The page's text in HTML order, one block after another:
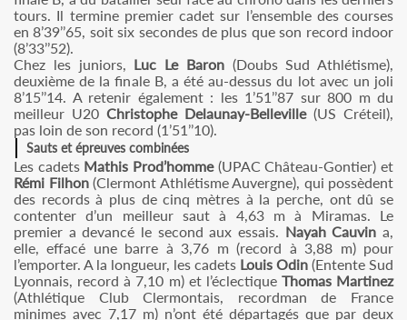
tours. Il termine premier cadet sur l’ensemble des courses
en 8’39’’65, soit six secondes de plus que son record indoor
(8’33’’52).
Chez les juniors, Luc Le Baron(Doubs Sud Athlétisme),
deuxième de la finale B, a été au-dessus du lot avec un joli
8’15’’14. A retenir également : les 1’51’’87 sur 800 m du
meilleur U20 Christophe Delaunay-Belleville(US Créteil),
pas loin de son record (1’51’’10).
Sauts et épreuves combinées
Les cadets Mathis Prod’homme(UPAC Château-Gontier) et
Rémi Filhon(Clermont Athlétisme Auvergne), qui possèdent
des records à plus de cinq mètres à la perche, ont dû se
contenter d’un meilleur saut à 4,63 m à Miramas. Le
premier a devancé le second aux essais. Nayah Cauvin a,
elle, effacé une barre à 3,76 m (record à 3,88 m) pour
l’emporter. A la longueur, les cadets Louis Odin (Entente Sud
Lyonnais, record à 7,10 m) et l’éclectique Thomas Martinez
(Athlétique Club Clermontais, recordman de France
minimes avec 7,17 m) n’ont été départagés que par deux